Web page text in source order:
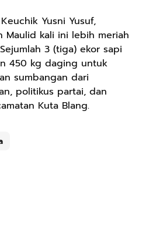
Yusni Yusuf,
Maulid kali ini lebih meriah
3 (tiga) ekor sapi
450 kg daging untuk
sumbangan dari
politikus partai, dan
Kuta Blang.